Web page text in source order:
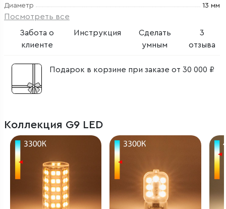
Диаметр
13 мм
Посмотреть все
Забота о
клиенте
Инструкция
Сделать
умным
3
отзыва
Подарок в корзине при заказе от 30 000 ₽
Коллекция G9 LED